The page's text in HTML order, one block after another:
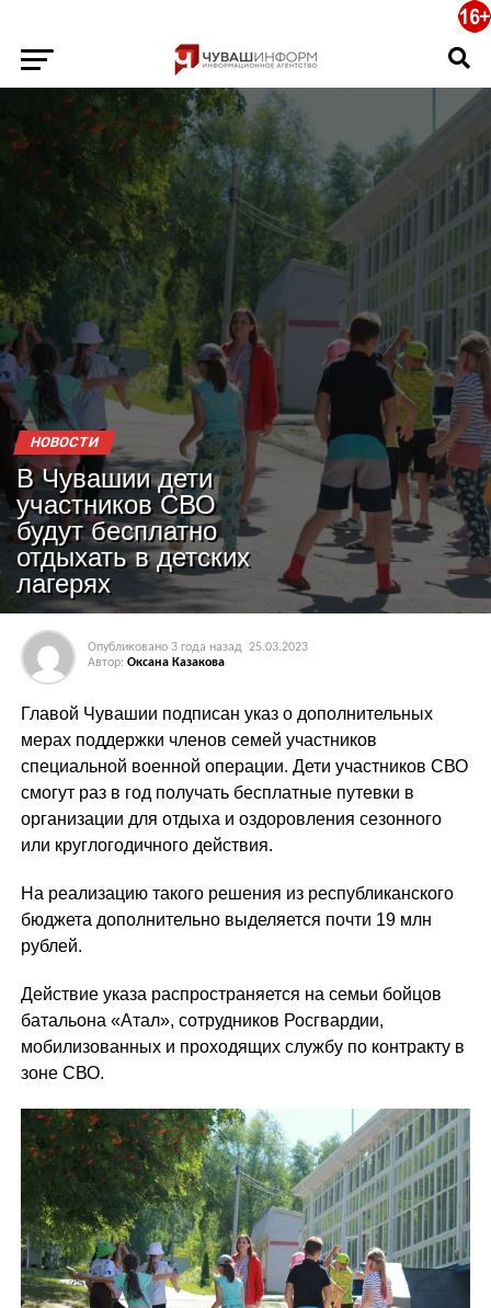
НОВОСТИ
В Чувашии дети
участников СВО
будут бесплатно
отдыхать в детских
лагерях
Опубликовано 3 года назад 25.03.2023
Автор: Оксана Казакова
Главой Чувашии подписан указ о дополнительных
мерах поддержки членов семей участников
специальной военной операции. Дети участников СВО
смогут раз в год получать бесплатные путевки в
организации для отдыха и оздоровления сезонного
или круглогодичного действия.
На реализацию такого решения из республиканского
бюджета дополнительно выделяется почти 19 млн
рублей.
Действие указа распространяется на семьи бойцов
батальона «Атал», сотрудников Росгвардии,
мобилизованных и проходящих службу по контракту в
зоне СВО.